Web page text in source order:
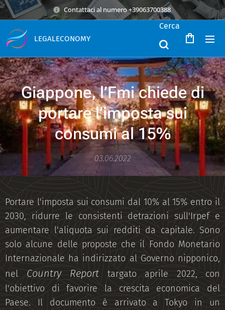
Contattaci al numero +39063700388
LEGALECONOMY
Cerca
Giappone, l’Fmi chiede di
portare l’imposta sui
consumi al 15%
03.06.2022
Portare l'imposta sui consumi dal 10% al 15% entro il
2030, ridurre le consistenti detrazioni sull'Irpef e
aumentare l'aliquota sui redditi da capitale. Sono
solo alcune delle proposte che il Fondo Monetario
Internazionale ha indirizzato al Governo nipponico,
nel Country Report targato aprile 2022, con
l'obiettivo di favorire la crescita economica del
Paese. Il documento è arrivato a Tokyo in un